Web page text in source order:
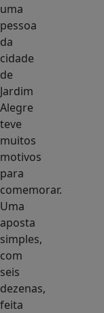
uma
pessoa
da
cidade
de
Jardim
Alegre
teve
muitos
motivos
para
comemorar.
Uma
aposta
simples,
com
seis
dezenas,
feita